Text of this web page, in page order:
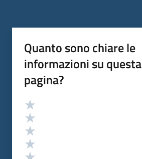
Quanto sono chiare le
informazioni su questa
pagina?
Valutazione